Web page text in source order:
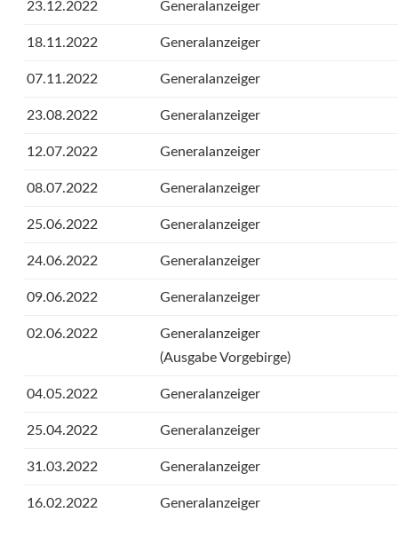
23.12.2022 Generalanzeiger
18.11.2022 Generalanzeiger
07.11.2022 Generalanzeiger
23.08.2022 Generalanzeiger
12.07.2022 Generalanzeiger
08.07.2022 Generalanzeiger
25.06.2022 Generalanzeiger
24.06.2022 Generalanzeiger
09.06.2022 Generalanzeiger
02.06.2022
Generalanzeiger
(Ausgabe Vorgebirge)
04.05.2022 Generalanzeiger
25.04.2022 Generalanzeiger
31.03.2022 Generalanzeiger
16.02.2022 Generalanzeiger